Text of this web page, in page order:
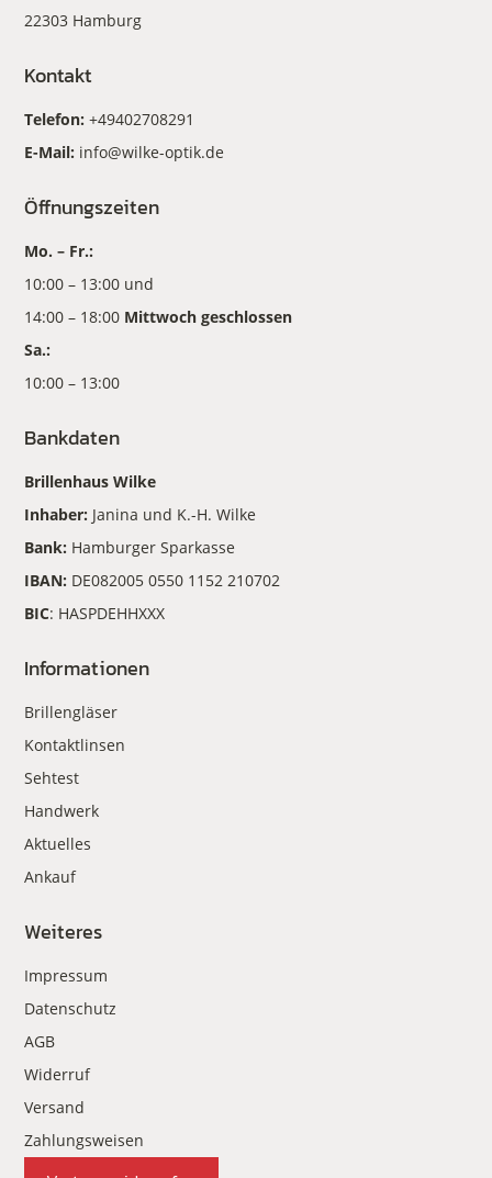
22303 Hamburg
Kontakt
Telefon:+49402708291
E-Mail: info@wilke-optik.de
Öffnungszeiten
Mo. – Fr.:
10:00 – 13:00 und
14:00 – 18:00 Mittwoch geschlossen
Sa.:
10:00 – 13:00
Bankdaten
Brillenhaus Wilke
Inhaber: Janina und K.-H. Wilke
Bank: Hamburger Sparkasse
IBAN: DE082005 0550 1152 210702
BIC: HASPDEHHXXX
Informationen
Brillengläser
Kontaktlinsen
Sehtest
Handwerk
Aktuelles
Ankauf
Weiteres
Impressum
Datenschutz
AGB
Widerruf
Versand
Zahlungsweisen